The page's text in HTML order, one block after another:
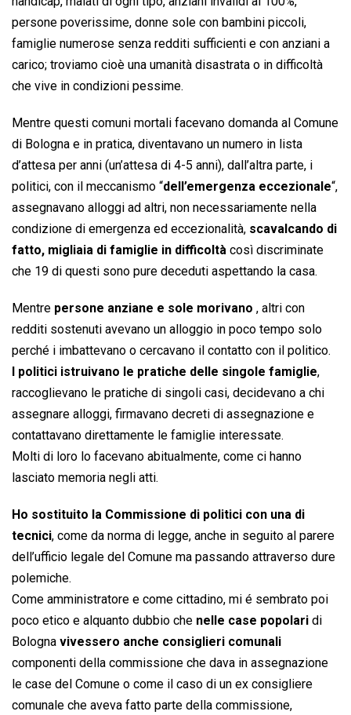
persone poverissime, donne sole con bambini piccoli,
famiglie numerose senza redditi sufficienti e con anziani a
carico; troviamo cioè una umanità disastrata o in difficoltà
che vive in condizioni pessime.
Mentre questi comuni mortali facevano domanda al Comune
di Bologna e in pratica, diventavano un numero in lista
d’attesa per anni (un’attesa di 4-5 anni), dall’altra parte, i
politici, con il meccanismo “dell’emergenza eccezionale“,
assegnavano alloggi ad altri, non necessariamente nella
condizione di emergenza ed eccezionalità, scavalcando di
fatto, migliaia di famiglie in difficoltà così discriminate
che 19 di questi sono pure deceduti aspettando la casa.
Mentre persone anziane e sole morivano , altri con
redditi sostenuti avevano un alloggio in poco tempo solo
perché i imbattevano o cercavano il contatto con il politico.
I politici istruivano le pratiche delle singole famiglie,
raccoglievano le pratiche di singoli casi, decidevano a chi
assegnare alloggi, firmavano decreti di assegnazione e
contattavano direttamente le famiglie interessate.
Molti di loro lo facevano abitualmente, come ci hanno
lasciato memoria negli atti.
Ho sostituito la Commissione di politici con una di
tecnici, come da norma di legge, anche in seguito al parere
dell’ufficio legale del Comune ma passando attraverso dure
polemiche.
Come amministratore e come cittadino, mi é sembrato poi
poco etico e alquanto dubbio che nelle case popolari di
Bologna vivessero anche consiglieri comunali
componenti della commissione che dava in assegnazione
le case del Comune o come il caso di un ex consigliere
comunale che aveva fatto parte della commissione,